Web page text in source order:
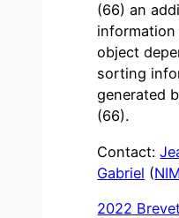
(66) an
object
sorting
generated
(66).
Contact:
Gabriel (
2022